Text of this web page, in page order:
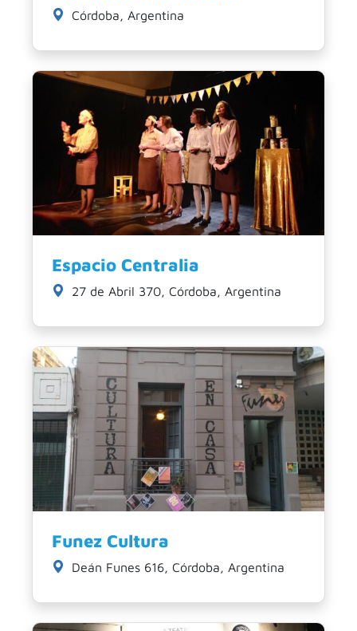
Córdoba, Argentina
Espacio Centralia
27 de Abril 370, Córdoba, Argentina
Funez Cultura
Deán Funes 616, Córdoba, Argentina